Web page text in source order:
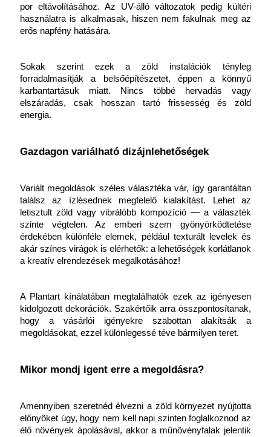
por eltávolításához. Az UV-álló változatok pedig kültéri
használatra is alkalmasak, hiszen nem fakulnak meg az
erős napfény hatására.
Sokak szerint ezek a zöld instalációk tényleg
forradalmasítják a belsőépítészetet, éppen a könnyű
karbantartásuk miatt. Nincs többé hervadás vagy
elszáradás, csak hosszan tartó frissesség és zöld
energia.
Gazdagon variálható dizájnlehetőségek
Variált megoldások széles választéka vár, így garantáltan
találsz az ízlésednek megfelelő kialakítást. Lehet az
letisztult zöld vagy vibrálóbb kompozíció — a választék
szinte végtelen. Az emberi szem gyönyörködtetése
érdekében különféle elemek, például texturált levelek és
akár színes virágok is elérhetők: a lehetőségek korlátlanok
a kreatív elrendezések megalkotásához!
A Plantart kínálatában megtalálhatók ezek az igényesen
kidolgozott dekorációk. Szakértőik arra összpontosítanak,
hogy a vásárlói igényekre szabottan alakítsák a
megoldásokat, ezzel különlegessé téve bármilyen teret.
Mikor mondj igent erre a megoldásra?
Amennyiben szeretnéd élvezni a zöld környezet nyújtotta
előnyöket úgy, hogy nem kell napi szinten foglalkoznod az
élő növények ápolásával, akkor a műnövényfalak jelentik